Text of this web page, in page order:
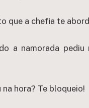
que a chefia te
a namorada
na hora? Te bloqueio!